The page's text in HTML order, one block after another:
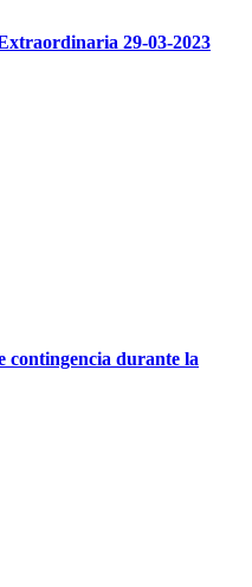
29-03-2023
contingencia durante la